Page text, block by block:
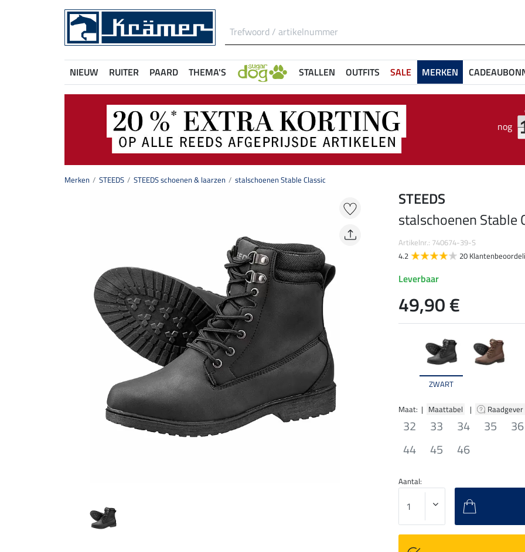
NIEUW RUITER PAARD THEMA'S STALLEN OUTFITS SALE MERKEN
nog
Merken STEEDS STEEDS schoenen & laarzen stalschoenen Stable Classic
ZWART
Maat: | Maattabel | Raadgever
32 33 34 35
36
44
45 46
STEEDS
stalschoenen Stable
Artikelnr.: 740674-39-S
4.2
20
Leverbaar
49,90 €
Aantal: